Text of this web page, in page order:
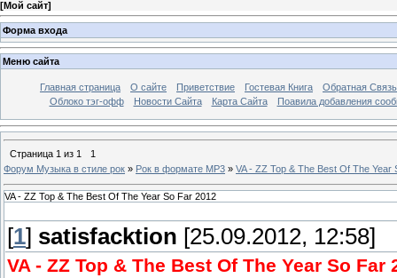
[Мой сайт]
Форма входа
Меню сайта
Главная страница О сайте Приветствие Гостевая Книга
Обратная Связь
Облоко тэг-офф
Новости Сайта Карта Сайта Поавила добавления
Страница 1 из 1
1
Форум Музыка в стиле рок » Рок в формате MP3 » VA - ZZ Top & The Best Of The Year
VA - ZZ Top & The Best Of The Year So Far 2012
[1] satisfacktion [25.09.2012, 12:58]
VA - ZZ Top & The Best Of The Year So Far